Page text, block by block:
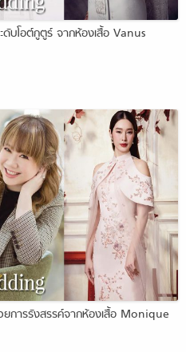
ดับโอต์กูตูร์ จากห้องเสื้อ Vanus
การรังสรรค์จากห้องเสื้อ Monique